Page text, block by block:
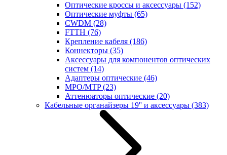
Оптические кроссы и аксессуары (152)
Оптические муфты (65)
CWDM (28)
FTTH (76)
Крепление кабеля (186)
Коннекторы (35)
Аксессуары для компонентов оптических
систем (14)
Адаптеры оптические (46)
MPO/MTP(23)
Аттенюаторы оптические (20)
Кабельные органайзеры 19'' и аксессуары (383)